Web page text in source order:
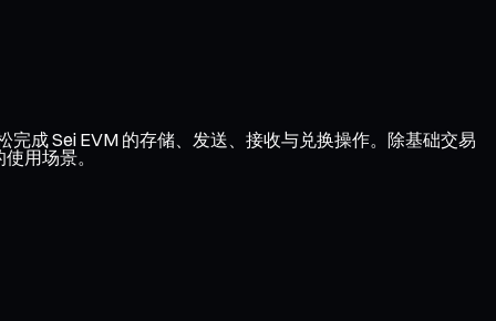
成 Sei EVM 的存储、发送、接收与兑换操作。除基础交易
用场景。